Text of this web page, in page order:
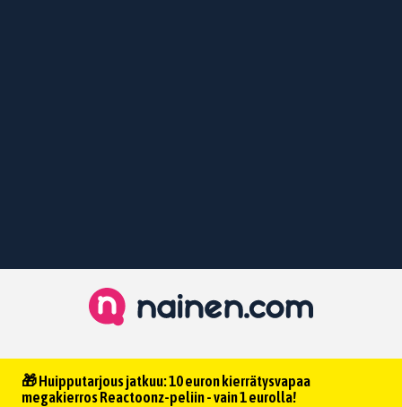
🎁 Huipputarjous jatkuu: 10 euron kierrätysvapaa
megakierros Reactoonz-peliin - vain 1 eurolla!